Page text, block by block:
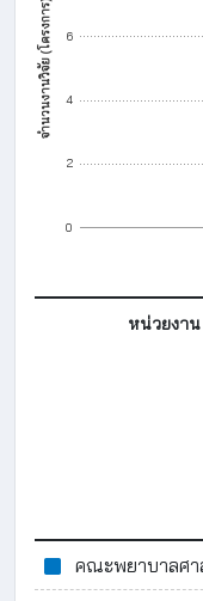
0
2
4
6
จำนวนงานวิจัย (โครงการ)
หน่วยงาน
คณะพยาบาลศา